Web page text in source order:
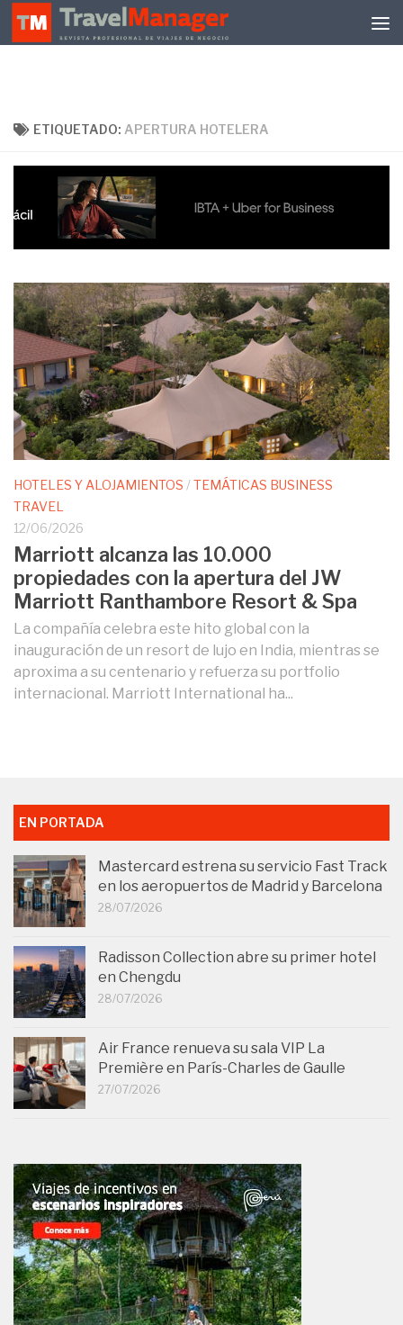
Debajo del contenido
ETIQUETADO: APERTURA HOTELERA
HOTELES Y ALOJAMIENTOS /TEMÁTICAS BUSINESS
TRAVEL
12/06/2026
Marriott alcanza las 10.000
propiedades con la apertura del JW
Marriott Ranthambore Resort & Spa
La compañía celebra este hito global con la
inauguración de un resort de lujo en India, mientras se
aproxima a su centenario y refuerza su portfolio
internacional. Marriott International ha...
EN PORTADA
Mastercard estrena su servicio Fast Track
en los aeropuertos de Madrid y Barcelona
28/07/2026
Radisson Collection abre su primer hotel
en Chengdu
28/07/2026
Air France renueva su sala VIP La
Première en París-Charles de Gaulle
27/07/2026